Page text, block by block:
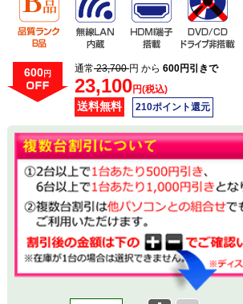
600円 通常23,700円 から 600円引きで
23,100円(税込)
送料無料 210ポイント還元